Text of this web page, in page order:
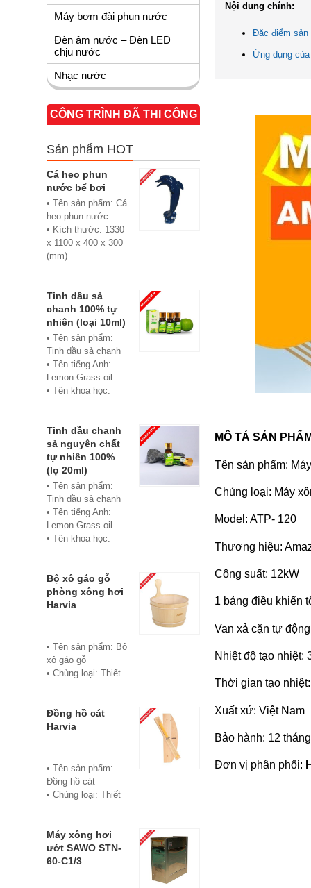
Nội dung chính:
Đặc điểm sản
Ứng dụng
MÔ TẢ SẢN
Tên sản phẩm:
Chủng loại: Máy
Model:ATP- 120
Thương hiệu:
Công suất: 12kW
1 bảng điều khiển
Van xả cặn tự
Nhiệt độ tạo nhiệt:
Thời gian tạo
Xuất xứ: Việt Nam
Bảo hành: 12 tháng
Đơn vị phân phối:
Máy bơm đài phun nước
Đèn âm nước – Đèn LED
chịu nước
Nhạc nước
CÔNG TRÌNH ĐÃ THI CÔNG
Sản phẩm HOT
Cá heo phun
nước bể bơi
• Tên sản phẩm: Cá
heo phun nước
• Kích thước: 1330
x 1100 x 400 x 300
(mm)
Composite
• Phân phối:
Hoabico
Tinh dầu sả
chanh 100% tự
nhiên (loại 10ml)
• Tên sản phẩm:
Tinh dầu sả chanh
• Tên tiếng Anh:
Lemon Grass oil
• Tên khoa học:
• Chủng loại: Thiết
bị xông hơi
• Thành phần chiết
xuất: lá
• Phương pháp
chiết xuất: Chưng
cất hơi nước
• Hình thức: Chất
lỏng
• Mùi vị: Mùi chanh
tươi, đặc trưng của
dầu sả
(Citral A và Citral B)
60- 80%
• Đóng chai: Lọ
Nam
• Đơn vị phân phối:
Tinh dầu chanh
sả nguyên chất
tự nhiên 100%
(lọ 20ml)
• Tên sản phẩm:
Tinh dầu sả chanh
• Tên tiếng Anh:
Lemon Grass oil
• Tên khoa học:
• Chủng loại: Thiết
bị xông hơi
• Thành phần chiết
chiết xuất: Chưng
cất hơi nước
• Hình thức: Chất
có màu vàng nhạt
• Mùi vị: Mùi chanh
• Thành phần hóa
học chính: Citral
(Citral A và Citral B)
60- 80%
20ml
• Xuất xứ: Việt
Nam
Bộ xô gáo gỗ
phòng xông hơi
Harvia
• Tên sản phẩm: Bộ
xô gáo gỗ
• Chủng loại: Thiết
Harvia
• Xuất xứ: Phần
tháng
• Đơn vị phân phối:
Hoabico
Đồng hồ cát
Harvia
• Tên sản phẩm:
Đồng hồ cát
• Chủng loại: Thiết
Harvia
• Xuất xứ: Phần
Lan
Máy xông hơi
ướt SAWO STN-
60-C1/3